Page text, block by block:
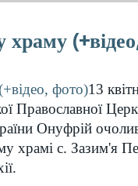
храму
13
Православної
Онуфрій
храмі с. Зазим'я